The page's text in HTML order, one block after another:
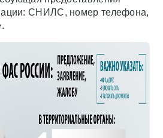
СНИЛС, номер телефона,